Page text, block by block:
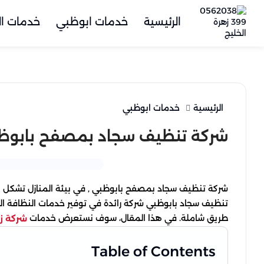
الرئيسية خدمات ابوظبي خدمات
الرئيسية خدمات ابوظبي
شركة تنظيف سجاد بمصفح
شركة تنظيف سجاد بمصفح بابوظبي , في بيئة المنازل تشكل
تنظيف سجاد بابوظبي شركة رائدة في توفير خدمات النظافة
طريق شاملة. في هذا المقال، سوف نستعرض خدمات شركة
Table of Contents